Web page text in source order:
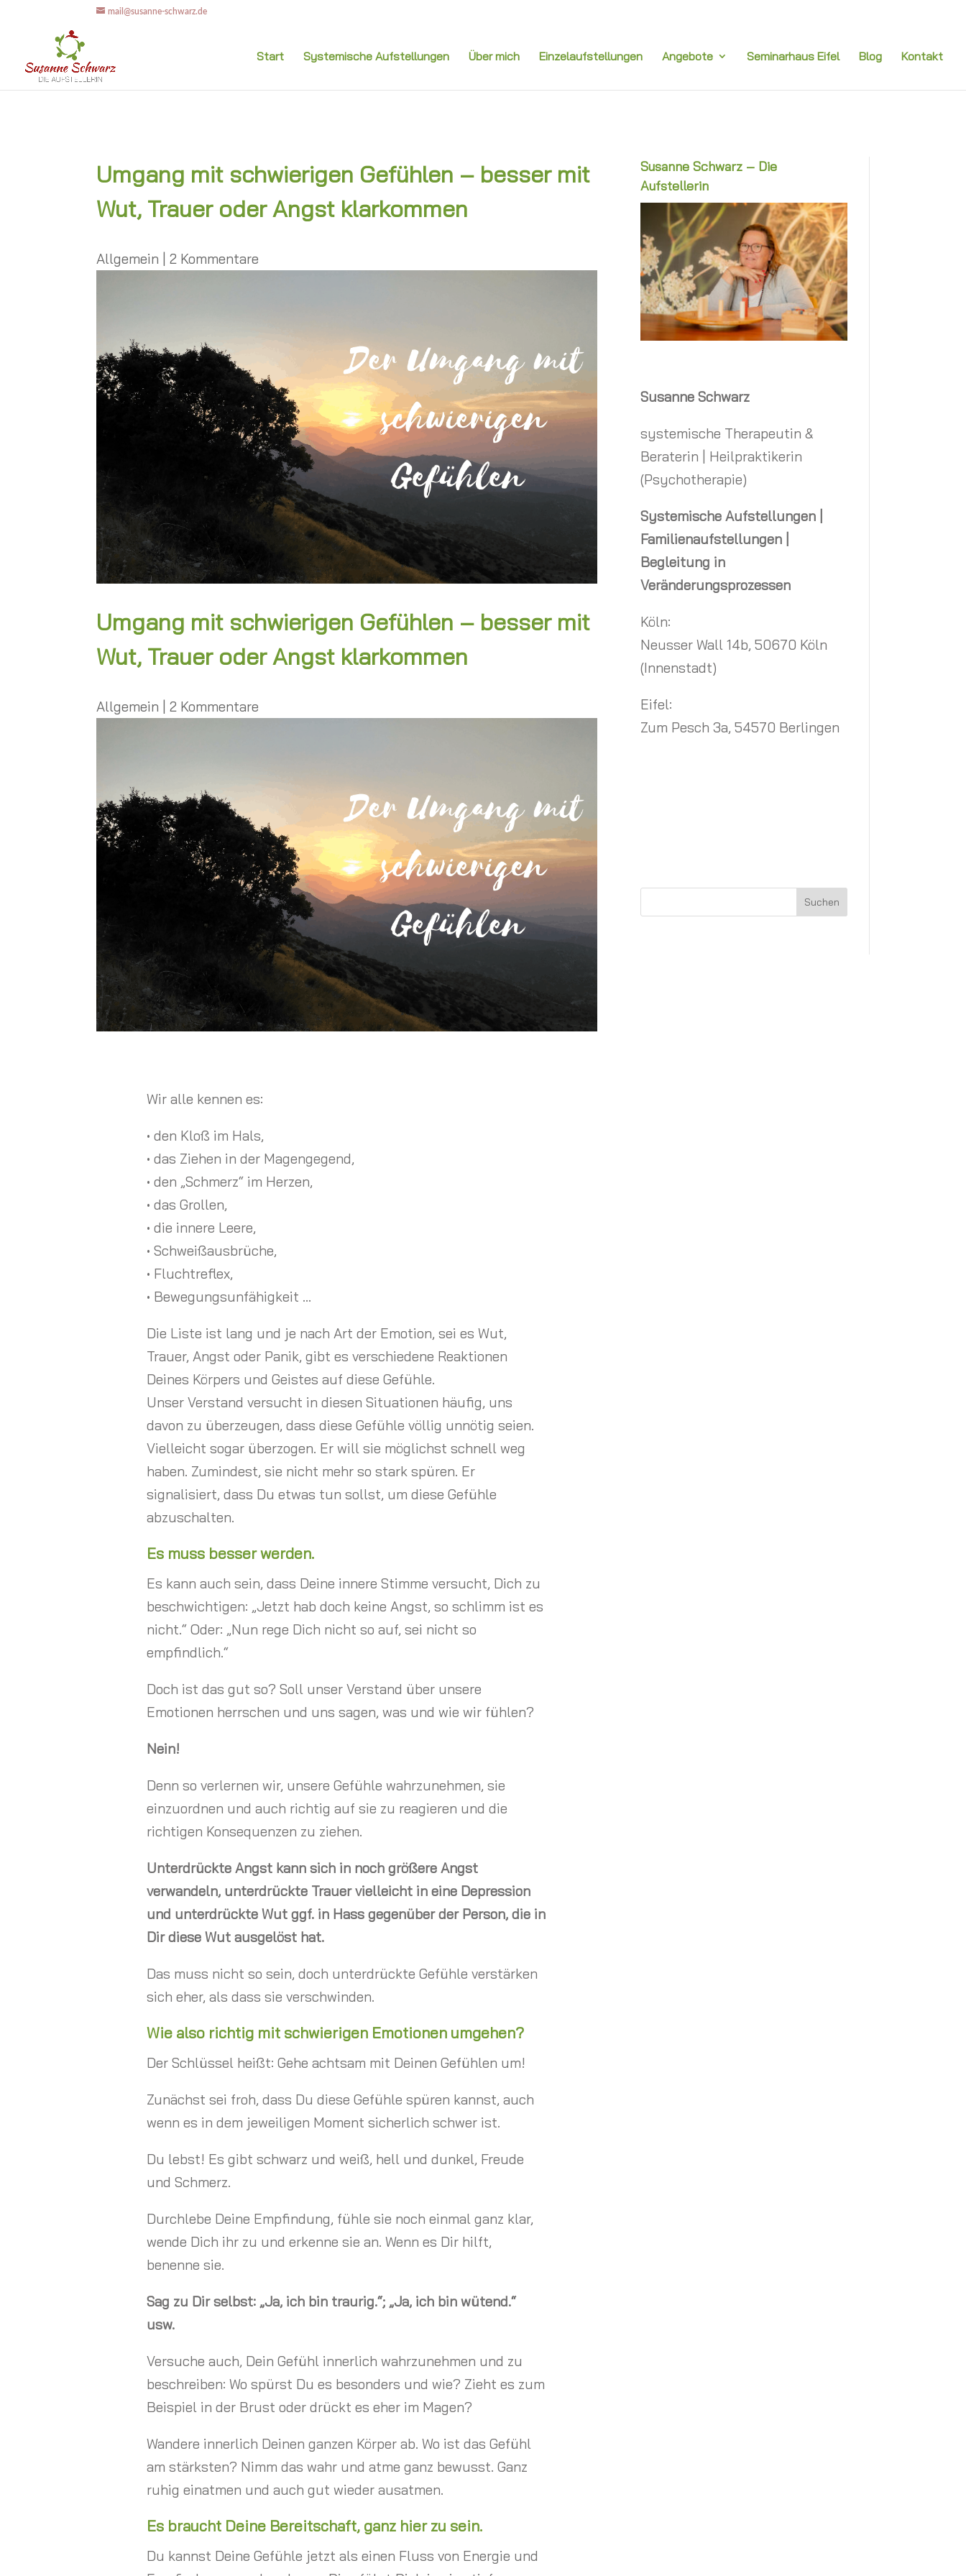
mail@susanne-schwarz.de
Start Systemische Aufstellungen Über mich Einzelaufstellungen Angebote Seminarhaus Eifel Blog Kontakt
Umgang mit schwierigen Gefühlen – besser mit
Wut, Trauer oder Angst klarkommen
Allgemein |2 Kommentare
Umgang mit schwierigen Gefühlen – besser mit
Wut, Trauer oder Angst klarkommen
Allgemein |2 Kommentare
Wir alle kennen es:
• den Kloß im Hals,
• das Ziehen in der Magengegend,
• den „Schmerz“ im Herzen,
• das Grollen,
• die innere Leere,
• Schweißausbrüche,
• Fluchtreflex,
• Bewegungsunfähigkeit …
Die Liste ist lang und je nach Art der Emotion, sei es Wut,
Trauer, Angst oder Panik, gibt es verschiedene Reaktionen
Deines Körpers und Geistes auf diese Gefühle.
Unser Verstand versucht in diesen Situationen häufig, uns
davon zu überzeugen, dass diese Gefühle völlig unnötig seien.
Vielleicht sogar überzogen. Er will sie möglichst schnell weg
haben. Zumindest, sie nicht mehr so stark spüren. Er
signalisiert, dass Du etwas tun sollst, um diese Gefühle
abzuschalten.
Es muss besser werden.
Es kann auch sein, dass Deine innere Stimme versucht, Dich zu
beschwichtigen: „Jetzt hab doch keine Angst, so schlimm ist es
nicht.“ Oder: „Nun rege Dich nicht so auf, sei nicht so
empfindlich.“
Doch ist das gut so? Soll unser Verstand über unsere
Emotionen herrschen und uns sagen, was und wie wir fühlen?
Nein!
Denn so verlernen wir, unsere Gefühle wahrzunehmen, sie
einzuordnen und auch richtig auf sie zu reagieren und die
richtigen Konsequenzen zu ziehen.
Unterdrückte Angst kann sich in noch größere Angst
verwandeln, unterdrückte Trauer vielleicht in eine Depression
und unterdrückte Wut ggf. in Hass gegenüber der Person, die in
Dir diese Wut ausgelöst hat.
Das muss nicht so sein, doch unterdrückte Gefühle verstärken
sich eher, als dass sie verschwinden.
Wie also richtig mit schwierigen Emotionen umgehen?
Der Schlüssel heißt: Gehe achtsam mit Deinen Gefühlen um!
Zunächst sei froh, dass Du diese Gefühle spüren kannst, auch
wenn es in dem jeweiligen Moment sicherlich schwer ist.
Du lebst! Es gibt schwarz und weiß, hell und dunkel, Freude
und Schmerz.
Durchlebe Deine Empfindung, fühle sie noch einmal ganz klar,
wende Dich ihr zu und erkenne sie an. Wenn es Dir hilft,
benenne sie.
Sag zu Dir selbst: „Ja, ich bin traurig.“; „Ja, ich bin wütend.“
usw.
Versuche auch, Dein Gefühl innerlich wahrzunehmen und zu
beschreiben: Wo spürst Du es besonders und wie? Zieht es zum
Beispiel in der Brust oder drückt es eher im Magen?
Wandere innerlich Deinen ganzen Körper ab. Wo ist das Gefühl
am stärksten? Nimm das wahr und atme ganz bewusst. Ganz
ruhig einatmen und auch gut wieder ausatmen.
Es braucht Deine Bereitschaft, ganz hier zu sein.
Du kannst Deine Gefühle jetzt als einen Fluss von Energie und
Susanne Schwarz – Die
Aufstellerin
Susanne Schwarz
systemische Therapeutin &
Beraterin | Heilpraktikerin
(Psychotherapie)
Systemische Aufstellungen |
Familienaufstellungen |
Begleitung in
Veränderungsprozessen
Köln:
Neusser Wall 14b, 50670 Köln
(Innenstadt)
Eifel:
Zum Pesch 3a, 54570 Berlingen